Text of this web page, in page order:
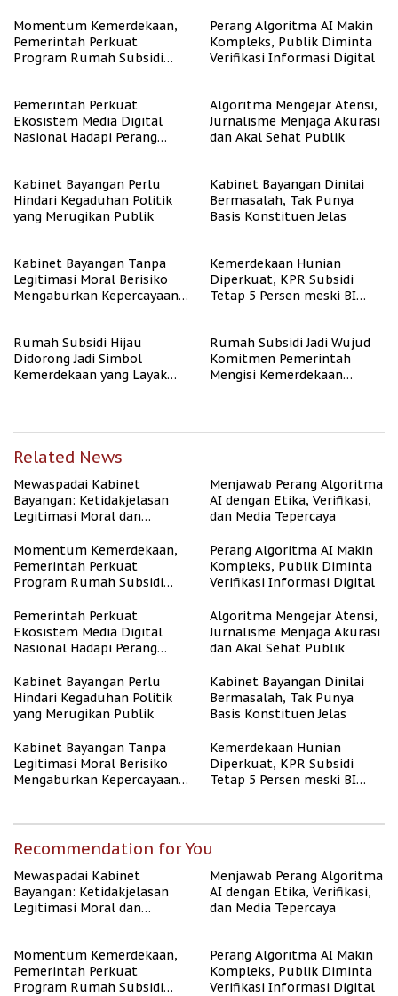
Momentum Kemerdekaan,
Pemerintah Perkuat
Program Rumah Subsidi
Perang Algoritma AI Makin
Kompleks, Publik Diminta
Verifikasi Informasi Digital
Pemerintah Perkuat
Ekosistem Media Digital
Nasional Hadapi Perang
Algoritma Mengejar Atensi,
Jurnalisme Menjaga Akurasi
dan Akal Sehat Publik
Kabinet Bayangan Perlu
Hindari Kegaduhan Politik
yang Merugikan Publik
Kabinet Bayangan Dinilai
Bermasalah, Tak Punya
Basis Konstituen Jelas
Kabinet Bayangan Tanpa
Legitimasi Moral Berisiko
Mengaburkan Kepercayaan
Kemerdekaan Hunian
Diperkuat, KPR Subsidi
Tetap 5 Persen meski BI
Rumah Subsidi Hijau
Didorong Jadi Simbol
Kemerdekaan yang Layak
Rumah Subsidi Jadi Wujud
Komitmen Pemerintah
Mengisi Kemerdekaan
Related News
Mewaspadai Kabinet
Bayangan: Ketidakjelasan
Legitimasi Moral dan
Menjawab Perang Algoritma
AI dengan Etika, Verifikasi,
dan Media Tepercaya
Momentum Kemerdekaan,
Pemerintah Perkuat
Program Rumah Subsidi
Berpenghasilan Rendah
Perang Algoritma AI Makin
Kompleks, Publik Diminta
Verifikasi Informasi Digital
Pemerintah Perkuat
Ekosistem Media Digital
Nasional Hadapi Perang
Algoritma Mengejar Atensi,
Jurnalisme Menjaga Akurasi
dan Akal Sehat Publik
Kabinet Bayangan Perlu
Hindari Kegaduhan Politik
yang Merugikan Publik
Kabinet Bayangan Dinilai
Bermasalah, Tak Punya
Basis Konstituen Jelas
Kabinet Bayangan Tanpa
Legitimasi Moral Berisiko
Mengaburkan Kepercayaan
Kemerdekaan Hunian
Diperkuat, KPR Subsidi
Tetap 5 Persen meski BI
Recommendation for You
Mewaspadai Kabinet
Bayangan: Ketidakjelasan
Legitimasi Moral dan
Menjawab Perang Algoritma
AI dengan Etika, Verifikasi,
dan Media Tepercaya
Momentum Kemerdekaan,
Pemerintah Perkuat
Program Rumah Subsidi
Perang Algoritma AI Makin
Kompleks, Publik Diminta
Verifikasi Informasi Digital